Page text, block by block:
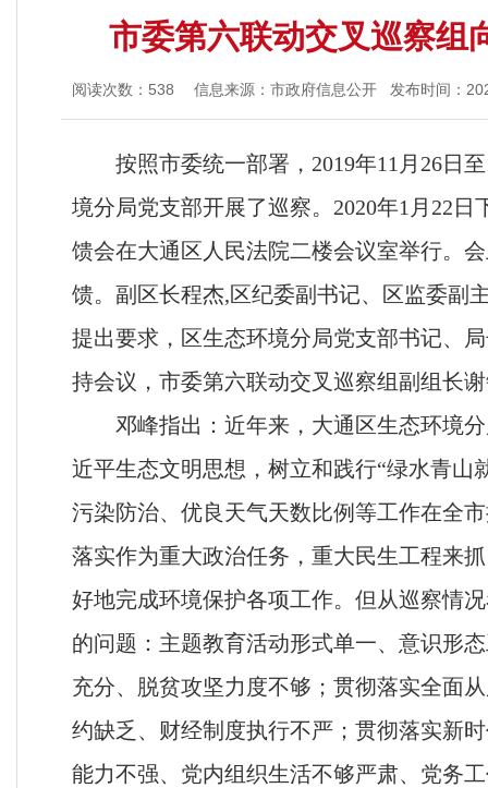
市委第六联动交叉巡察组
阅读次数： 538 信息来源：市政府信息公开 发布时间：
按照市委统一部署， 2019年11月26日
境分局党支部开展了巡察。2020年1月22日
馈会在大通区人民法院二楼会议室举行。
馈。副区长程杰,区纪委副书记、区监委副
提出要求，区生态环境分局党支部书记、
持会议， 市委第六联动交叉巡察组副组长
邓峰指出：近年来，大通区生态环境
近平生态文明思想，树立和践行“绿水青山
污染防治、优良天气天数比例等工作在全
落实作为重大政治任务，重大民生工程来
好地完成环境保护各项工作。但从巡察情
的问题：主题教育活动形式单一、意识形
充分、脱贫攻坚力度不够；贯彻落实全面
约缺乏、财经制度执行不严；贯彻落实新
能力不强、党内组织生活不够严肃、党务